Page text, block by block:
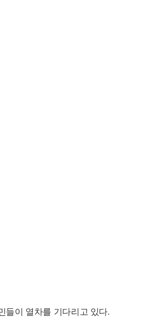
들이 열차를 기다리고 있다.